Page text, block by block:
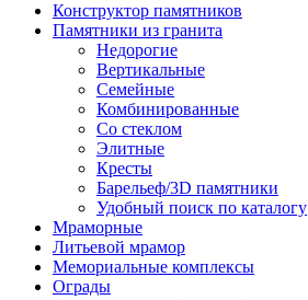
Конструктор памятников
Памятники из гранита
Недорогие
Вертикальные
Семейные
Комбинированные
Со стеклом
Элитные
Кресты
Барельеф/3D памятники
Удобный поиск по каталогу
Мраморные
Литьевой мрамор
Мемориальные комплексы
Ограды